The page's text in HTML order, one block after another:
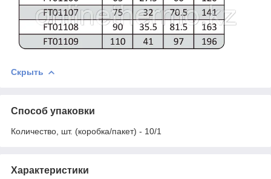
Скрыть
Способ упаковки
Количество, шт. (коробка/пакет) - 10/1
Характеристики